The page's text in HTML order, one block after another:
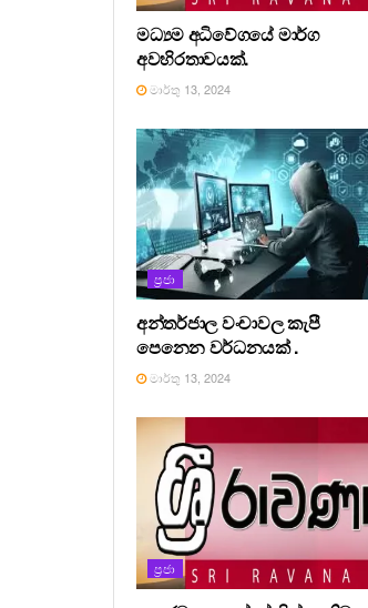
මධ්‍යම අධිවේගයේ මාර්ග
අවහිරතාවයක්.
මාර්තු 13, 2024
ප්‍රජා
අන්තර්ජාල වංචාවල කැපී
පෙනෙන වර්ධනයක් .
මාර්තු 13, 2024
ප්‍රජා